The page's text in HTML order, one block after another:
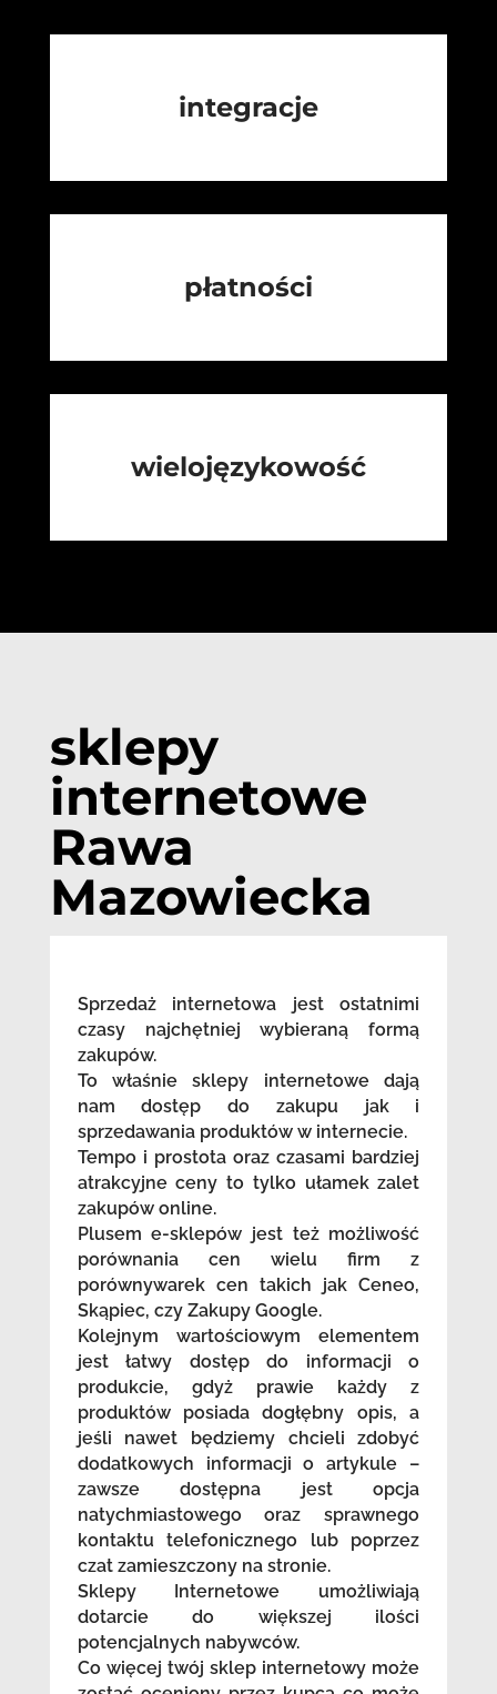
integracje
płatności
wielojęzykowość
sklepy
internetowe
Rawa
Mazowiecka
Sprzedaż internetowa jest ostatnimi
czasy najchętniej wybieraną formą
zakupów.
To właśnie sklepy internetowe dają
nam dostęp do zakupu jak i
sprzedawania produktów w internecie.
Tempo i prostota oraz czasami bardziej
atrakcyjne ceny to tylko ułamek zalet
zakupów online.
Plusem e-sklepów jest też możliwość
porównania cen wielu firm z
porównywarek cen takich jak Ceneo,
Skąpiec, czy Zakupy Google.
Kolejnym wartościowym elementem
jest łatwy dostęp do informacji o
produkcie, gdyż prawie każdy z
produktów posiada dogłębny opis, a
jeśli nawet będziemy chcieli zdobyć
dodatkowych informacji o artykule –
zawsze dostępna jest opcja
natychmiastowego oraz sprawnego
kontaktu telefonicznego lub poprzez
czat zamieszczony na stronie.
Sklepy Internetowe umożliwiają
dotarcie do większej ilości
potencjalnych nabywców.
Co więcej twój sklep internetowy może